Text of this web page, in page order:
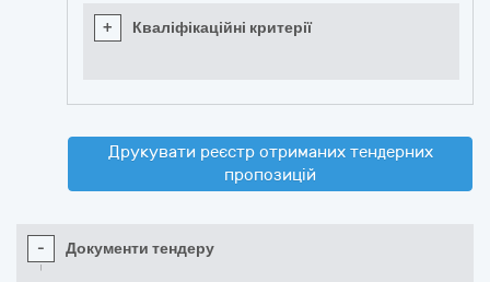
+ Кваліфікаційні критерії
Друкувати реєстр отриманих тендерних
пропозицій
- Документи тендеру